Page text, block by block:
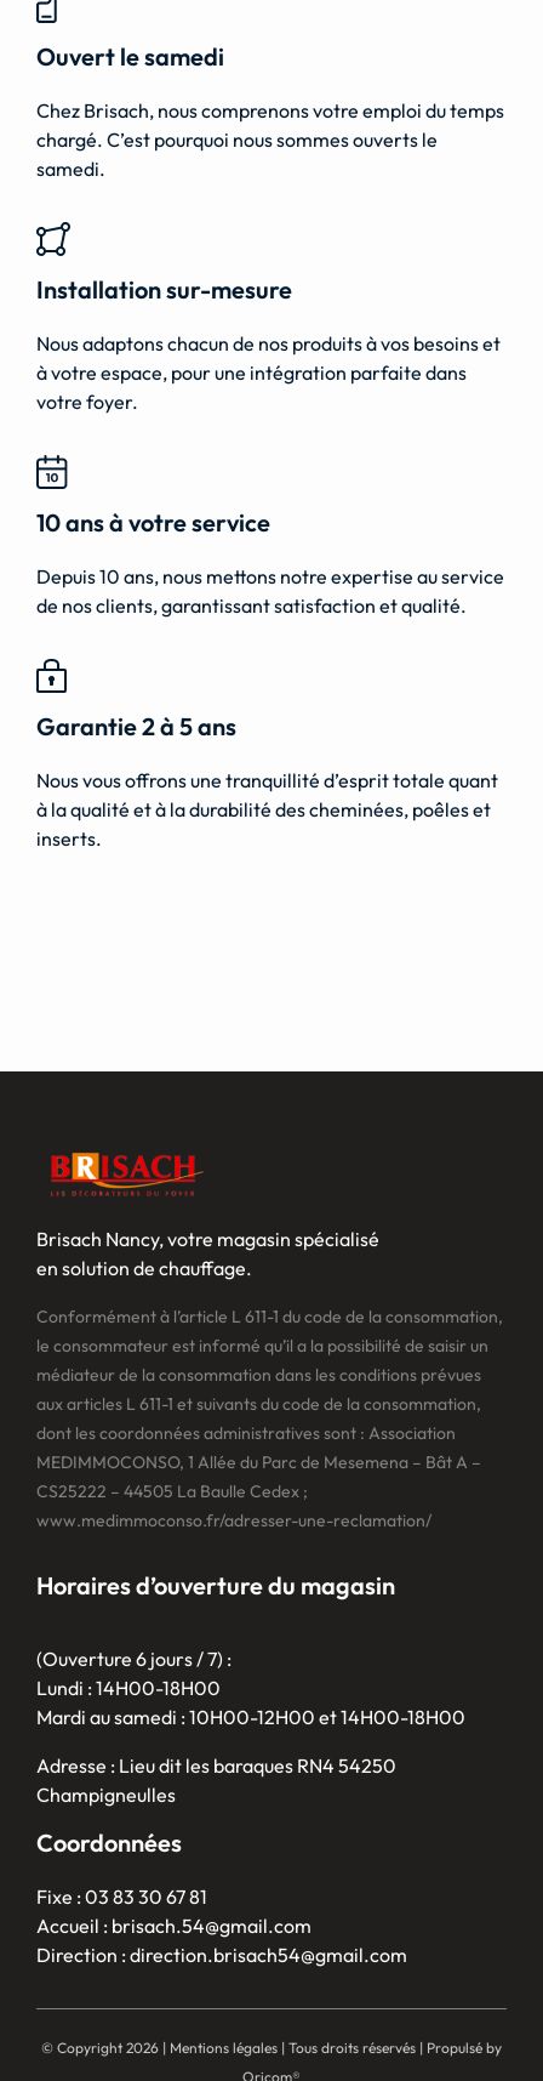
Ouvert le samedi
Chez Brisach, nous comprenons votre emploi du temps
chargé. C’est pourquoi nous sommes ouverts le
samedi.
Installation sur-mesure
Nous adaptons chacun de nos produits à vos besoins et
à votre espace, pour une intégration parfaite dans
votre foyer.
10 ans à votre service
Depuis 10 ans, nous mettons notre expertise au service
de nos clients, garantissant satisfaction et qualité.
Garantie 2 à 5 ans
Nous vous offrons une tranquillité d’esprit totale quant
à la qualité et à la durabilité des cheminées, poêles et
inserts.
Brisach Nancy, votre magasin spécialisé
en solution de chauffage.
Conformément à l’article L 611-1 du code de la consommation,
le consommateur est informé qu’il a la possibilité de saisir un
médiateur de la consommation dans les conditions prévues
aux articles L 611-1 et suivants du code de la consommation,
dont les coordonnées administratives sont : Association
MEDIMMOCONSO, 1 Allée du Parc de Mesemena – Bât A –
CS25222 – 44505 La Baulle Cedex ;
www.medimmoconso.fr/adresser-une-reclamation/
Horaires d’ouverture du magasin
(Ouverture 6 jours / 7) :
Lundi : 14H00-18H00
Mardi au samedi : 10H00-12H00 et 14H00-18H00
Adresse : Lieu dit les baraques RN4 54250
Champigneulles
Coordonnées
Fixe : 03 83 30 67 81
Accueil : brisach.54@gmail.com
Direction : direction.brisach54@gmail.com
© Copyright 2026 | Mentions légales | Tous droits réservés | Propulsé by
Oricom®